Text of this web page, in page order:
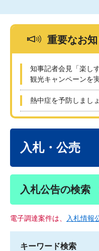
重要なお
知事記者会見「楽し
観光キャンペーンを
熱中症を予防しまし
入札・公売
入札公告の検索
電子調達案件は、 入札情報
キーワード検索